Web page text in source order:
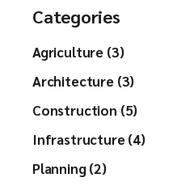
Categories
Agriculture (3)
Architecture (3)
Construction (5)
Infrastructure (4)
Planning (2)